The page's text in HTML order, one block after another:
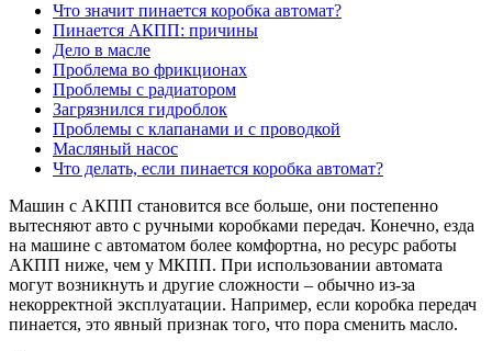
Что значит пинается коробка автомат?
Пинается АКПП: причины
Дело в масле
Проблема во фрикционах
Проблемы с радиатором
Загрязнился гидроблок
Проблемы с клапанами и с проводкой
Масляный насос
Что делать, если пинается коробка автомат?
Машин с АКПП становится все больше, они постепенно
вытесняют авто с ручными коробками передач. Конечно, езда
на машине с автоматом более комфортна, но ресурс работы
АКПП ниже, чем у МКПП. При использовании автомата
могут возникнуть и другие сложности – обычно из-за
некорректной эксплуатации. Например, если коробка передач
пинается, это явный признак того, что пора сменить масло.